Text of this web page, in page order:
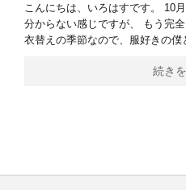
こんにちは、いろはすです。 10
分からない感じですが、 もう完
衣替えの季節なので、服好きの僕
続き